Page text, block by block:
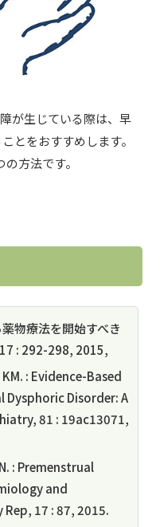
が生じている際は、早
とをおすすめします。
方法です。
物療法を開始すべき
: 292-298, 2015,
: Evidence-Based
Disorder: A
81 : 19ac13071,
: Premenstrual
and
17 : 87, 2015.